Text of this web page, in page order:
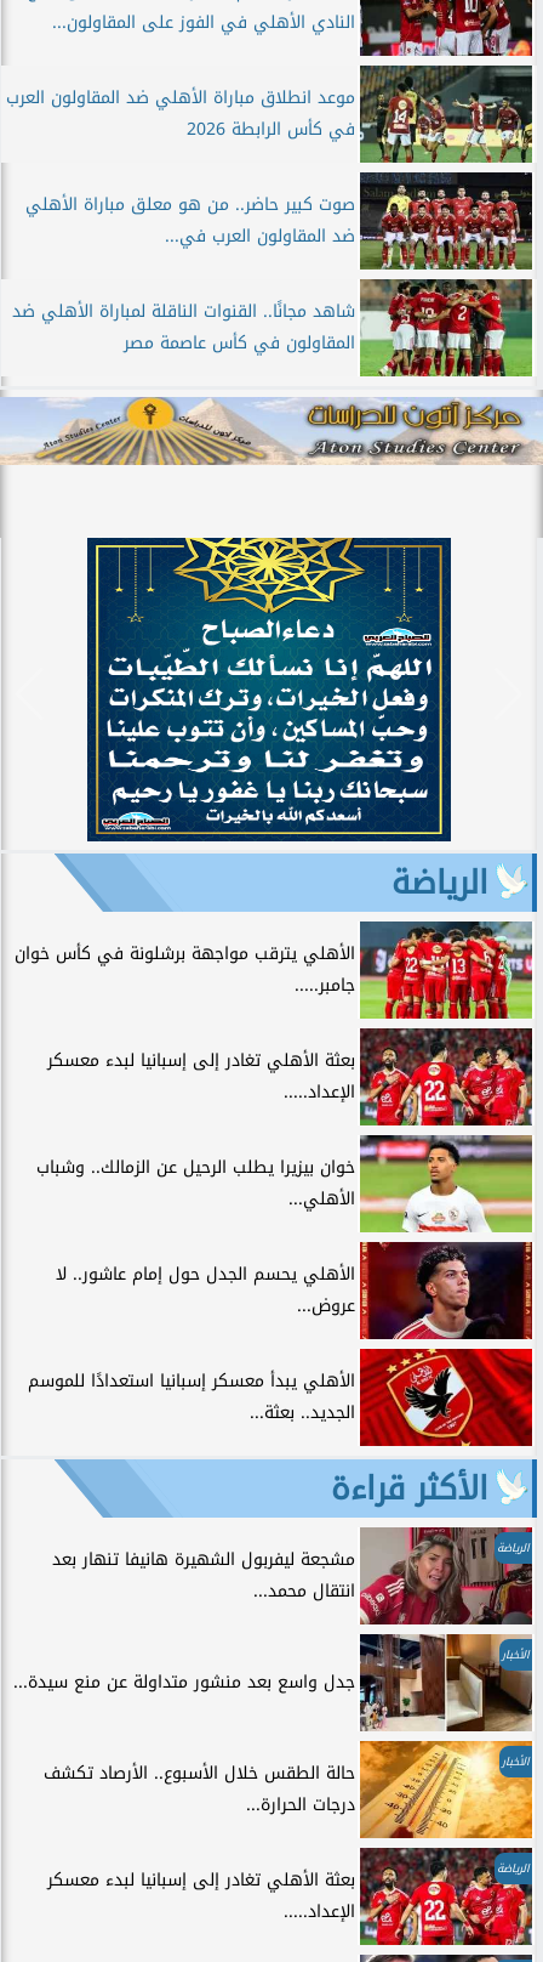
النادي الأهلي في الفوز على المقاولون...
موعد انطلاق مباراة الأهلي ضد المقاولون العرب
في كأس الرابطة 2026
صوت كبير حاضر.. من هو معلق مباراة الأهلي
ضد المقاولون العرب في...
شاهد مجانًا.. القنوات الناقلة لمباراة الأهلي ضد
المقاولون في كأس عاصمة مصر
الرياضة
الأهلي يترقب مواجهة برشلونة في كأس خوان
جامبر.....
بعثة الأهلي تغادر إلى إسبانيا لبدء معسكر
الإعداد.....
خوان بيزيرا يطلب الرحيل عن الزمالك.. وشباب
الأهلي...
الأهلي يحسم الجدل حول إمام عاشور.. لا
عروض...
الأهلي يبدأ معسكر إسبانيا استعدادًا للموسم
الجديد.. بعثة...
الأكثر قراءة
الرياضة
مشجعة ليفربول الشهيرة هانيفا تنهار بعد
انتقال محمد...
الأخبار
جدل واسع بعد منشور متداولة عن منع سيدة...
الأخبار
حالة الطقس خلال الأسبوع.. الأرصاد تكشف
درجات الحرارة...
الرياضة
بعثة الأهلي تغادر إلى إسبانيا لبدء معسكر
الإعداد.....